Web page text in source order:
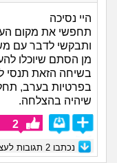
היי נסיכה
תחפשי את מקום
ותבקשי לדבר עם
מן הסתם שיוכלו
בשיחה הזאת תנסי
בפרטיות בערב,
שיהיה בהצלחה.
2
נכתבו 2 תגובות